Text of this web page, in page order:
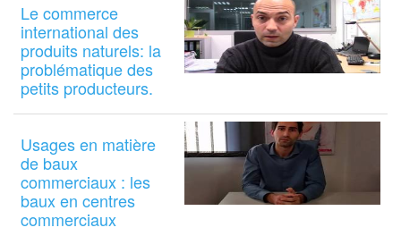
Le commerce
international des
produits naturels: la
problématique des
petits producteurs.
Usages en matière
de baux
commerciaux : les
baux en centres
commerciaux